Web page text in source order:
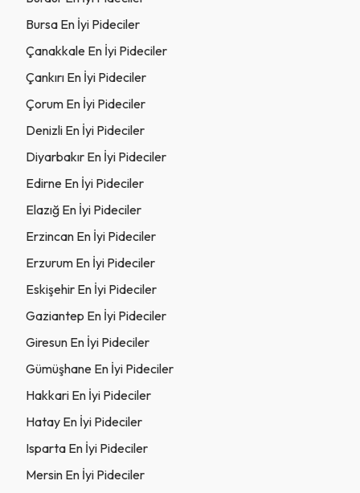
Bursa En İyi Pideciler
Çanakkale En İyi Pideciler
Çankırı En İyi Pideciler
Çorum En İyi Pideciler
Denizli En İyi Pideciler
Diyarbakır En İyi Pideciler
Edirne En İyi Pideciler
Elazığ En İyi Pideciler
Erzincan En İyi Pideciler
Erzurum En İyi Pideciler
Eskişehir En İyi Pideciler
Gaziantep En İyi Pideciler
Giresun En İyi Pideciler
Gümüşhane En İyi Pideciler
Hakkari En İyi Pideciler
Hatay En İyi Pideciler
Isparta En İyi Pideciler
Mersin En İyi Pideciler